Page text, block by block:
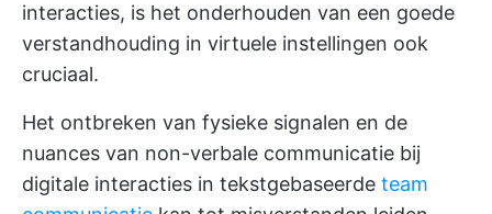
interacties, is het onderhouden van een goede
verstandhouding in virtuele instellingen ook
cruciaal.
Het ontbreken van fysieke signalen en de
nuances van non-verbale communicatie bij
digitale interacties in tekstgebaseerde team